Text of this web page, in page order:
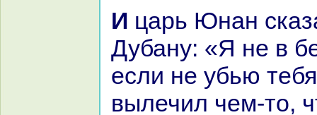
И царь Юнaн сказал вpaчу
Дубану: «Я не в
если не убью
вылечил чем-то,